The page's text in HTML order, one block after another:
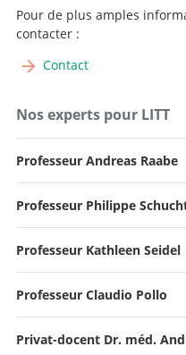
Pour de plus amples
contacter :
Contact
Nos experts pour LITT
Professeur Andreas Raabe
Professeur Philippe
Professeur Kathleen Seidel
Professeur Claudio Pollo
Privat-docent Dr. méd.